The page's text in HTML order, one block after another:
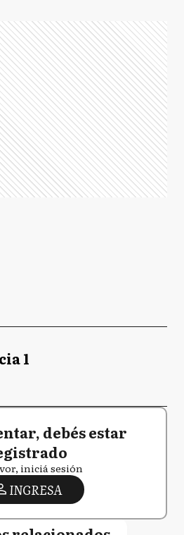
1
debés estar
iniciá sesión
INGRESA